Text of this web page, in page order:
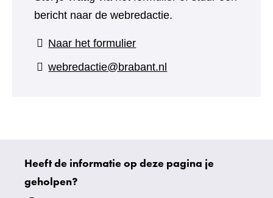
bericht naar de webredactie.
Naar het formulier(verwijst
naar
webredactie@brabant.nl
Uw
gegevens
Heeft de informatie op deze pagina je
geholpen?